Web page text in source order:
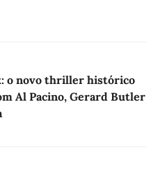
o novo thriller histórico
Al Pacino, Gerard Butler